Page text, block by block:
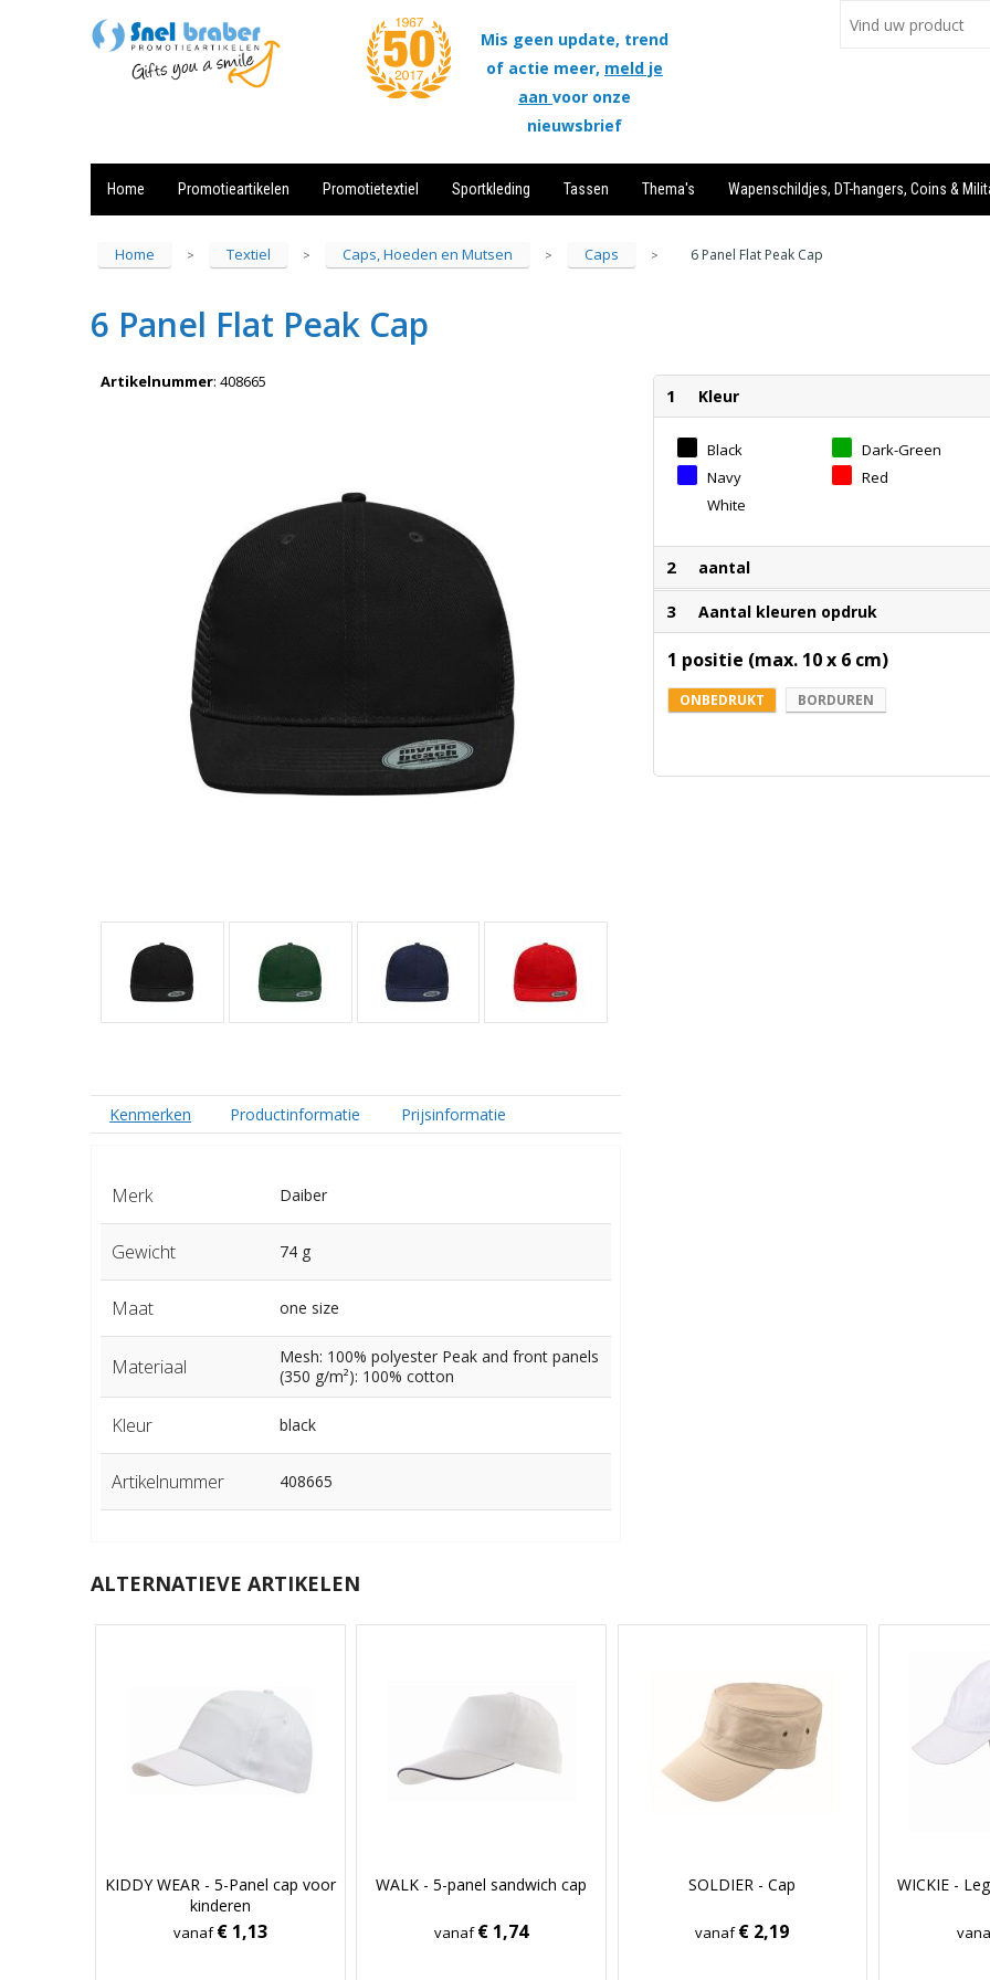
Mis geen update, trend
of actie meer, meld je
aan voor onze
nieuwsbrief
Home Promotieartikelen Promotietextiel Sportkleding Tassen Thema's Wapenschildjes, DT-hangers, Coins &
Home > Textiel > Caps, Hoeden en Mutsen > Caps > 6 Panel Flat Peak Cap
6 Panel Flat Peak Cap
Artikelnummer: 408665
1 Kleur
Black
Dark-Green
Navy
Red
White
2 aantal
3 Aantal kleuren opdruk
1 positie (max. 10 x 6 cm)
ONBEDRUKT BORDUREN
Kenmerken Productinformatie Prijsinformatie
Merk Daiber
Gewicht 74 g
Maat one size
Materiaal
Mesh: 100% polyester Peak and front panels
(350 g/m²): 100% cotton
Kleur black
Artikelnummer 408665
ALTERNATIEVE ARTIKELEN
KIDDY WEAR - 5-Panel cap voor
kinderen
vanaf€ 1,13
WALK - 5-panel sandwich cap
vanaf€ 1,74
SOLDIER - Cap
vanaf€ 2,19
WICKIE -